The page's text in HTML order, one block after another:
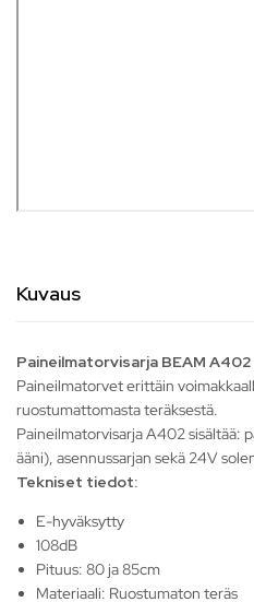
Kuvaus
Paineilmatorvisarja BEAM
Paineilmatorvet erittäin
ruostumattomasta teräksestä.
Paineilmatorvisarja A402 sisältää:
ääni), asennussarjan sekä 24V
Tekniset tiedot:
E-hyväksytty
108dB
Pituus: 80 ja 85cm
Materiaali: Ruostumaton teräs